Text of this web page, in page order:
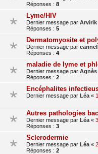
Réponses : 8
Lyme/HIV
Dernier message par Arvirik
Réponses : 5
Dermatomyosite et
Dernier message par
Réponses : 4
maladie de lyme et
Dernier message par Agnès
Réponses : 2
Encéphalites
Dernier message par Léa «
Autres pathologies
Dernier message par Léa «
Réponses : 3
Sclerodermie
Dernier message par Léa «
Réponses : 2